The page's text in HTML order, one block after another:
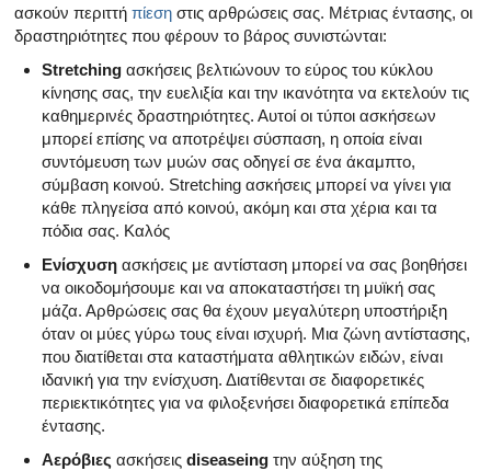
ασκούν περιττή πίεση στις αρθρώσεις σας. Μέτριας έντασης, οι
δραστηριότητες που φέρουν το βάρος συνιστώνται:
Stretching ασκήσεις βελτιώνουν το εύρος του κύκλου
κίνησης σας, την ευελιξία και την ικανότητα να εκτελούν τις
καθημερινές δραστηριότητες. Αυτοί οι τύποι ασκήσεων
μπορεί επίσης να αποτρέψει σύσπαση, η οποία είναι
συντόμευση των μυών σας οδηγεί σε ένα άκαμπτο,
σύμβαση κοινού. Stretching ασκήσεις μπορεί να γίνει για
κάθε πληγείσα από κοινού, ακόμη και στα χέρια και τα
πόδια σας. Καλός
Ενίσχυση ασκήσεις με αντίσταση μπορεί να σας βοηθήσει
να οικοδομήσουμε και να αποκαταστήσει τη μυϊκή σας
μάζα. Αρθρώσεις σας θα έχουν μεγαλύτερη υποστήριξη
όταν οι μύες γύρω τους είναι ισχυρή. Μια ζώνη αντίστασης,
που διατίθεται στα καταστήματα αθλητικών ειδών, είναι
ιδανική για την ενίσχυση. Διατίθενται σε διαφορετικές
περιεκτικότητες για να φιλοξενήσει διαφορετικά επίπεδα
έντασης.
Αερόβιες ασκήσεις diseaseing την αύξηση της